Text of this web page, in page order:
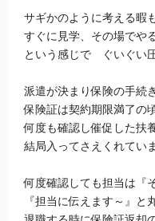
サギかのように考える暇
すぐに見学、その場でや
という感じで ぐいぐい
派遣が決まり保険の手続
保険証は契約期限満了の
何度も確認し催促した扶
結局入ってさえくれてい
何度確認しても担当は『
『担当に伝えます～』と